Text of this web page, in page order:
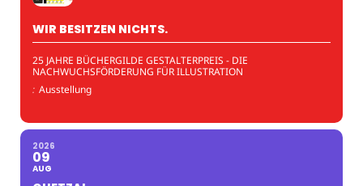
WIR BESITZEN NICHTS.
25 JAHRE BÜCHERGILDE GESTALTERPREIS - DIE
NACHWUCHSFÖRDERUNG FÜR ILLUSTRATION
: Ausstellung
2026
09
AUG